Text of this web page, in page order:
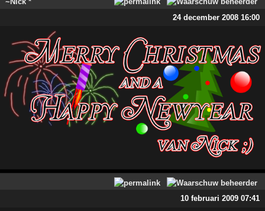
24 december 2008 16:00
10 februari 2009 07:41